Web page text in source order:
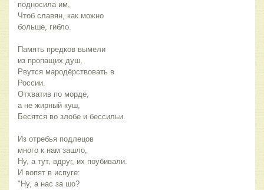
подносила им,
Чтоб славян, как можно
больше, гибло.
Память предков вымели
из пропащих душ,
Рвутся мародёрствовать в
России.
Отхватив по морде,
а не жирный куш,
Бесятся во злобе и бессильи.
Из отребья подлецов
много к нам зашло,
Ну, а тут, вдруг, их поубивали.
И вопят в испуге:
"Ну, а нас за шо?